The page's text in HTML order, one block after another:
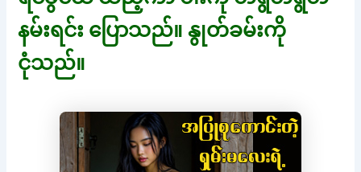
နမ်းရင်း ပြောသည်။ နွုတ်ခမ်းကို
ငုံသည်။